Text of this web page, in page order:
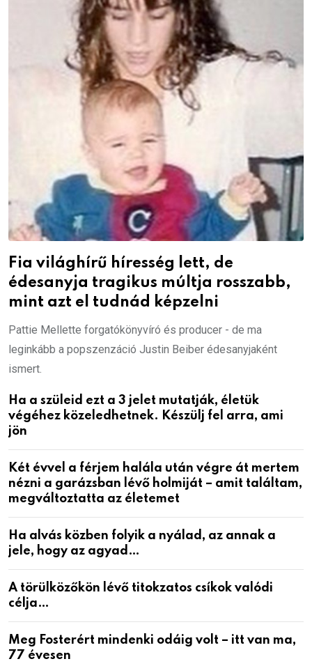
Fia világhírű híresség lett, de
édesanyja tragikus múltja rosszabb,
mint azt el tudnád képzelni
Pattie Mellette forgatókönyvíró és producer - de ma
leginkább a popszenzáció Justin Beiber édesanyjaként
ismert.
Ha a szüleid ezt a 3 jelet mutatják, életük
végéhez közeledhetnek. Készülj fel arra, ami
jön
Két évvel a férjem halála után végre át mertem
nézni a garázsban lévő holmiját – amit találtam,
megváltoztatta az életemet
Ha alvás közben folyik a nyálad, az annak a
jele, hogy az agyad…
A törülközőkön lévő titokzatos csíkok valódi
célja…
Meg Fosterért mindenki odáig volt – itt van ma,
77 évesen